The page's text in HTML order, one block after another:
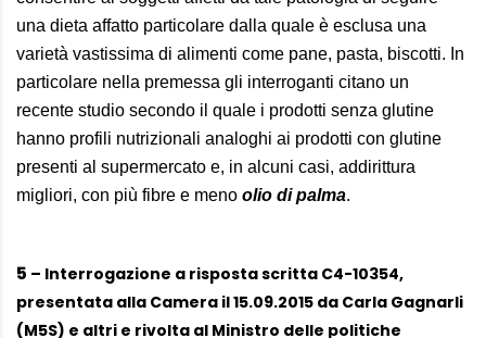
una dieta affatto particolare dalla quale è esclusa una
varietà vastissima di alimenti come pane, pasta, biscotti. In
particolare nella premessa gli interroganti citano un
recente studio secondo il quale i prodotti senza glutine
hanno profili nutrizionali analoghi ai prodotti con glutine
presenti al supermercato e, in alcuni casi, addirittura
migliori, con più fibre e meno olio di palma.
5 – Interrogazione a risposta scritta C4-10354,
presentata alla Camera il 15.09.2015 da Carla Gagnarli
(M5S) e altri e rivolta al Ministro delle politiche